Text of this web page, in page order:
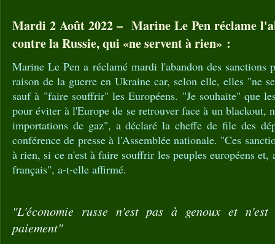
Mardi 2 Août 2022 – Marine Le Pen réclame
contre la Russie, qui «ne servent à rien» :
Marine Le Pen a réclamé mardi l'abandon des sanctions
raison de la guerre en Ukraine car, selon elle, elles "ne
sauf à "faire souffrir" les Européens. "Je souhaite" que
pour éviter à l'Europe de se retrouver face à un blackout,
importations de gaz", a déclaré la cheffe de file des
conférence de presse à l'Assemblée nationale. "Ces
à rien, si ce n'est à faire souffrir les peuples européens et,
français", a-t-elle affirmé.
"L'économie russe n'est pas à genoux et
paiement"